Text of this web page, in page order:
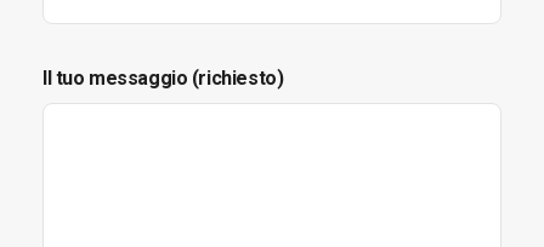
Il tuo messaggio (richiesto)